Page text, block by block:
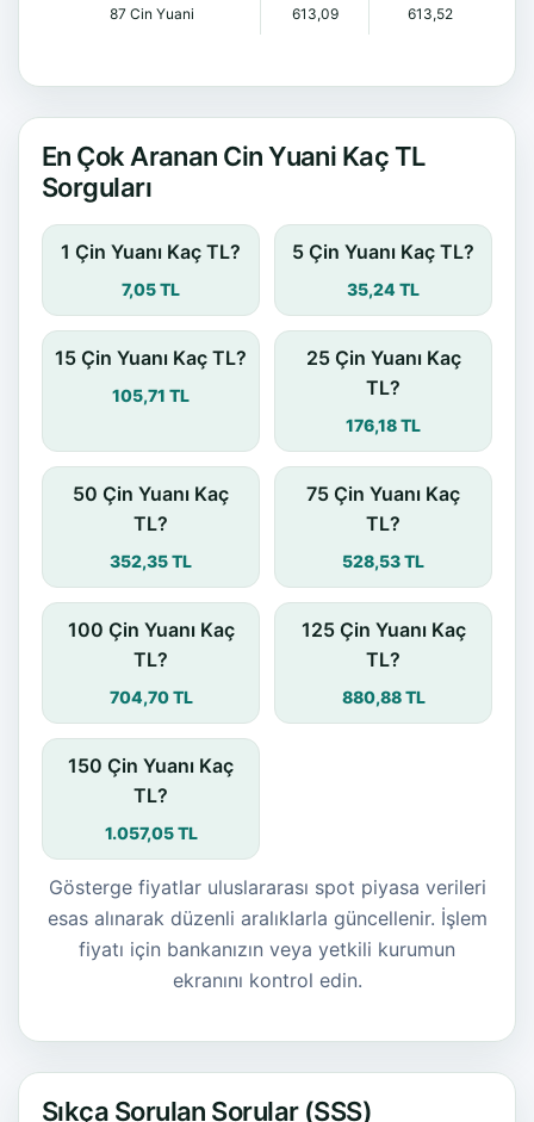
87 Cin Yuani 613,09 613,52
En Çok Aranan Cin Yuani Kaç TL
Sorguları
1 Çin Yuanı Kaç TL?
7,05 TL
5 Çin Yuanı Kaç TL?
35,24 TL
15 Çin Yuanı Kaç TL?
105,71 TL
25 Çin Yuanı Kaç
TL?
176,18 TL
50 Çin Yuanı Kaç
TL?
352,35 TL
75 Çin Yuanı Kaç
TL?
528,53 TL
100 Çin Yuanı Kaç
TL?
704,70 TL
125 Çin Yuanı Kaç
TL?
880,88 TL
150 Çin Yuanı Kaç
TL?
1.057,05 TL
Gösterge fiyatlar uluslararası spot piyasa verileri
esas alınarak düzenli aralıklarla güncellenir. İşlem
fiyatı için bankanızın veya yetkili kurumun
ekranını kontrol edin.
Sıkça Sorulan Sorular (SSS)